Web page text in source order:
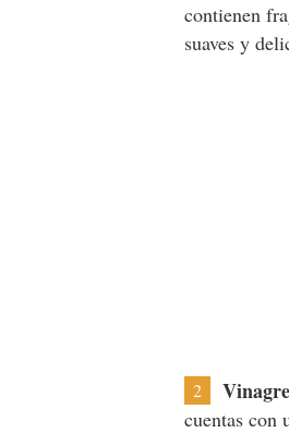
contienen
suaves y
2 Vinagre
cuentas con